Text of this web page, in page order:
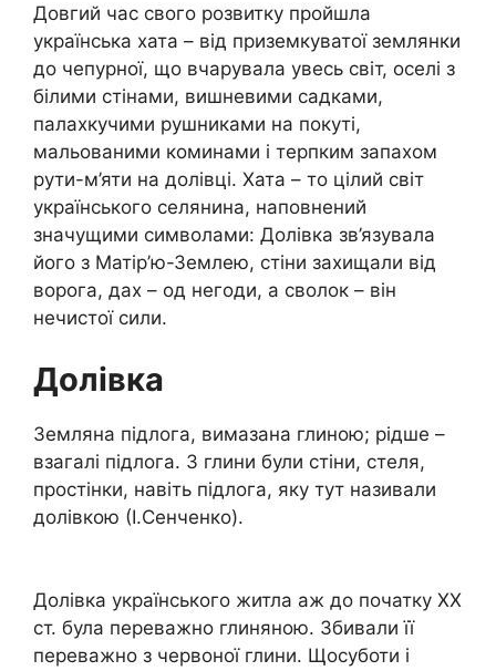
Довгий час свого розвитку пройшла
українська хата – від приземкуватої землянки
до чепурної, що вчарувала увесь світ, оселі з
білими стінами, вишневими садками,
палахкучими рушниками на покуті,
мальованими коминами і терпким запахом
рути-м’яти на долівці. Хата – то цілий світ
українського селянина, наповнений
значущими символами: Долівка зв’язувала
його з Матір’ю-Землею, стіни захищали від
ворога, дах – од негоди, а сволок – він
нечистої сили.
Долівка
Земляна підлога, вимазана глиною; рідше –
взагалі підлога. З глини були стіни, стеля,
простінки, навіть підлога, яку тут називали
долівкою (І.Сенченко).
Долівка українського житла аж до початку XX
ст. була переважно глиняною. Збивали її
переважно з червоної глини. Щосуботи і